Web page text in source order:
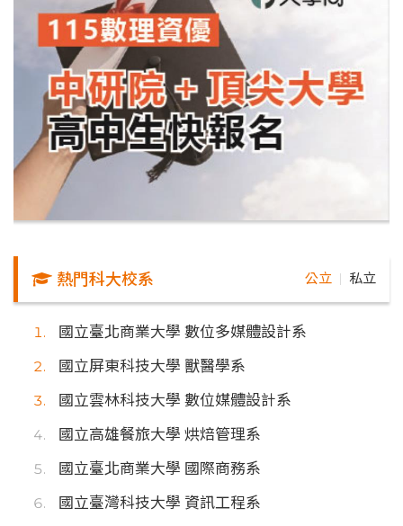
熱門科大校系 公立 私立
國立臺北商業大學 數位多媒體設計系
國立屏東科技大學 獸醫學系
國立雲林科技大學 數位媒體設計系
國立高雄餐旅大學 烘焙管理系
國立臺北商業大學 國際商務系
國立臺灣科技大學 資訊工程系